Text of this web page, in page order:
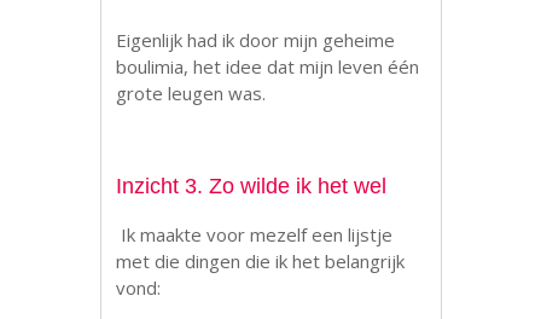
Eigenlijk had ik door mijn geheime
boulimia, het idee dat mijn leven één
grote leugen was.
Inzicht 3. Zo wilde ik het wel
Ik maakte voor mezelf een lijstje
met die dingen die ik het belangrijk
vond: